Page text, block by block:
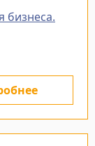
бизнеса.